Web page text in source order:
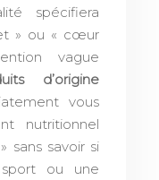
spécifiera
» ou « cœur
vague
d’origine
vous
nutritionnel
sans savoir si
ou une